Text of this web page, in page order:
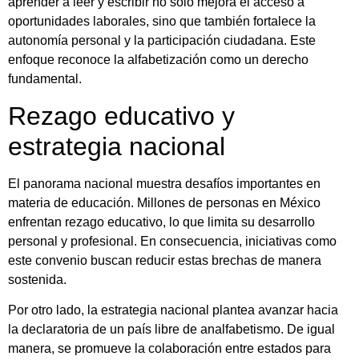
oportunidades laborales, sino que también fortalece la
autonomía personal y la participación ciudadana. Este
enfoque reconoce la alfabetización como un derecho
fundamental.
Rezago educativo y
estrategia nacional
El panorama nacional muestra desafíos importantes en
materia de educación. Millones de personas en México
enfrentan rezago educativo, lo que limita su desarrollo
personal y profesional. En consecuencia, iniciativas como
este convenio buscan reducir estas brechas de manera
sostenida.
Por otro lado, la estrategia nacional plantea avanzar hacia
la declaratoria de un país libre de analfabetismo. De igual
manera, se promueve la colaboración entre estados para